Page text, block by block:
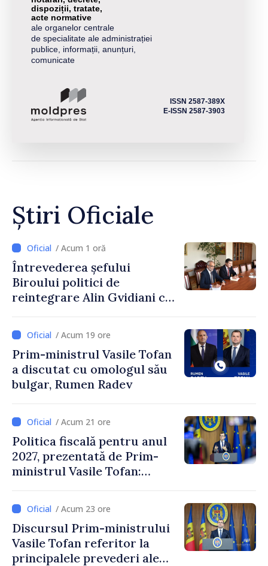
dispoziții, tratate,
acte normative
ale organelor centrale
de specialitate ale administrației
publice, informații, anunțuri,
comunicate
ISSN 2587-389X
E-ISSN 2587-3903
Știri Oficiale
/ Acum 1 oră
Întrevederea șefului
Biroului politici de
reintegrare Alin Gvidiani cu
Comitetului Internațional al
Crucii Roșii în Moldova
/ Acum 19 ore
Prim-ministrul Vasile Tofan
a discutat cu omologul său
bulgar, Rumen Radev
/ Acum 21 ore
Politica fiscală pentru anul
2027, prezentată de Prim-
ministrul Vasile Tofan:
stimularea investițiilor și o
taxare mai echitabilă
/ Acum 23 ore
Discursul Prim-ministrului
Vasile Tofan referitor la
principalele prevederi ale